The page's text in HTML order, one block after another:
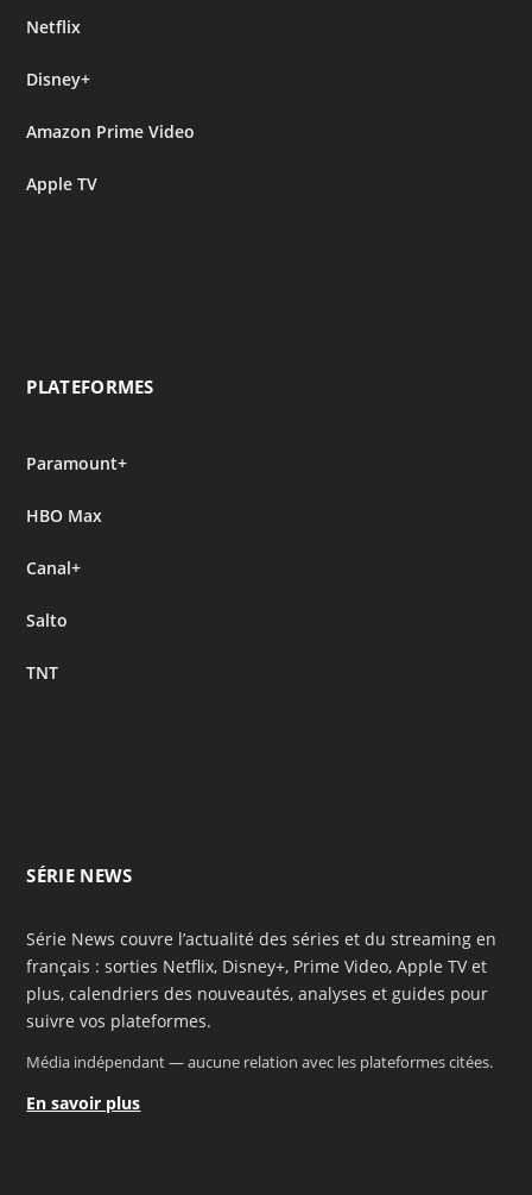
Netflix
Disney+
Amazon Prime Video
Apple TV
PLATEFORMES
Paramount+
HBO Max
Canal+
Salto
TNT
SÉRIE NEWS
Série News couvre l’actualité des séries et du streaming en
français : sorties Netflix, Disney+, Prime Video, Apple TV et
plus, calendriers des nouveautés, analyses et guides pour
suivre vos plateformes.
Média indépendant — aucune relation avec les plateformes citées.
En savoir plus